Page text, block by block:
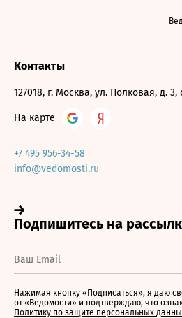
Контакты
127018, г. Москва, ул. Полковая, д. 3,
На карте
+7 495 956-34-58
info@vedomosti.ru
Нажимая кнопку «Подписаться», я даю
от «Ведомости» и подтверждаю, что
Политику по защите персональных